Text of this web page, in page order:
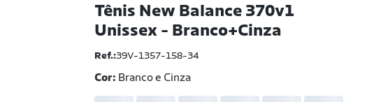
Tênis New Balance 370v1
Unissex - Branco+Cinza
Ref.:39V-1357-158-34
Cor: Branco e Cinza